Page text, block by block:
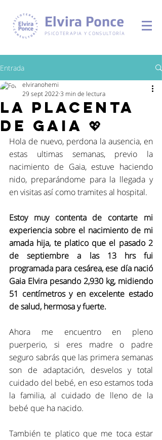
Elvira Ponce
PSICOTERAPIA Y CONSULTORÍA
Entrada
La placenta
de Gaia 💖
elviranohemi
29 sept 2022 3 min de lectura
Hola de nuevo, perdona la ausencia, en
estas ultimas semanas, previo la
nacimiento de Gaia, estuve haciendo
nido, preparándome para la llegada y
en visitas así como tramites al hospital.
Estoy muy contenta de contarte mi
experiencia sobre el nacimiento de mi
amada hija, te platico que el pasado 2
de septiembre a las 13 hrs fui
programada para cesárea, ese día nació
Gaia Elvira pesando 2,930 kg, midiendo
51 centímetros y en excelente estado
de salud, hermosa y fuerte.
Ahora me encuentro en pleno
puerperio, si eres madre o padre
seguro sabrás que las primera semanas
son de adaptación, desvelos y total
cuidado del bebé, en eso estamos toda
la familia, al cuidado de lleno de la
bebé que ha nacido.
También te platico que me toca estar